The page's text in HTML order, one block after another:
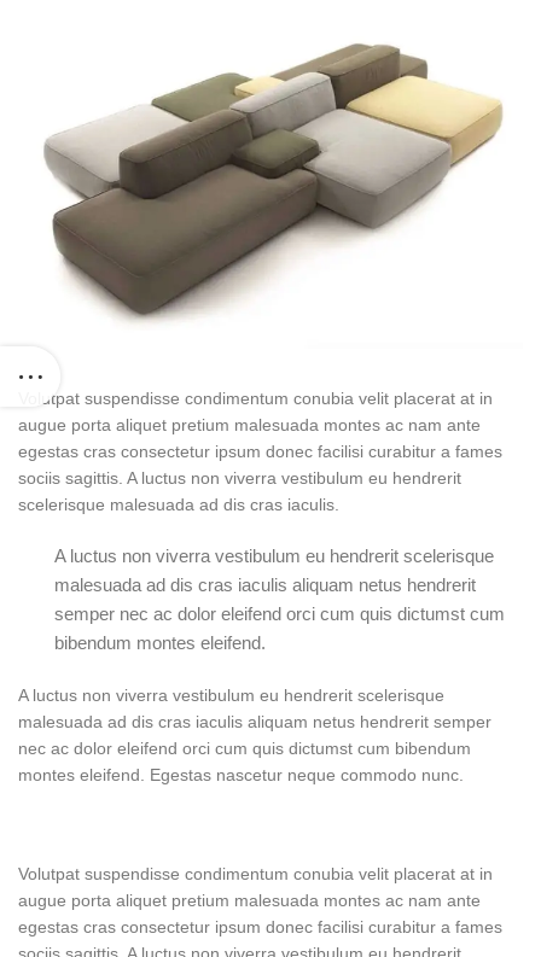
Volutpat suspendisse condimentum conubia velit placerat at in
augue porta aliquet pretium malesuada montes ac nam ante
egestas cras consectetur ipsum donec facilisi curabitur a fames
sociis sagittis. A luctus non viverra vestibulum eu hendrerit
scelerisque malesuada ad dis cras iaculis.
A luctus non viverra vestibulum eu hendrerit scelerisque
malesuada ad dis cras iaculis aliquam netus hendrerit
semper nec ac dolor eleifend orci cum quis dictumst cum
bibendum montes eleifend.
A luctus non viverra vestibulum eu hendrerit scelerisque
malesuada ad dis cras iaculis aliquam netus hendrerit semper
nec ac dolor eleifend orci cum quis dictumst cum bibendum
montes eleifend. Egestas nascetur neque commodo nunc.
Volutpat suspendisse condimentum conubia velit placerat at in
augue porta aliquet pretium malesuada montes ac nam ante
egestas cras consectetur ipsum donec facilisi curabitur a fames
sociis sagittis. A luctus non viverra vestibulum eu hendrerit